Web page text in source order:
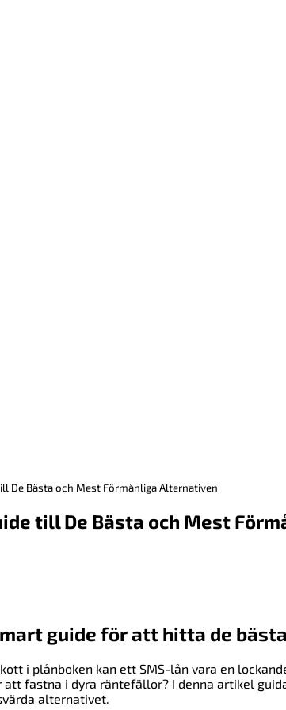
De Bästa och Mest Förmånliga Alternativen
till De Bästa och Mest
guide för att hitta de
i plånboken kan ett SMS-lån vara en
fastna i dyra räntefällor? I denna artikel
alternativet.